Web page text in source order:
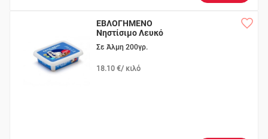
ΕΒΛΟΓΗΜΕΝΟ
Νηστίσιμο Λευκό
Σε Άλμη 200γρ.
18.10 €/ κιλό